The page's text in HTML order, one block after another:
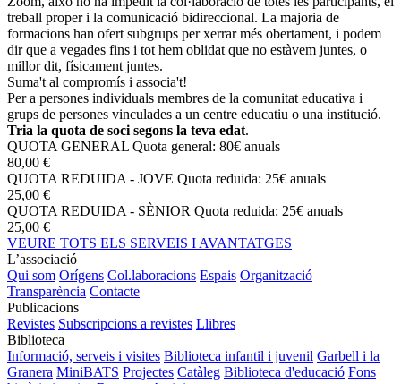
treball proper i la comunicació bidireccional. La majoria de
formacions han ofert subgrups per xerrar més obertament, i podem
dir que a vegades fins i tot hem oblidat que no estàvem juntes, o
millor dit, físicament juntes.
Suma't al compromís i associa't!
Per a persones individuals membres de la comunitat educativa i
grups de persones vinculades a un centre educatiu o una institució.
Tria la quota de soci segons la teva edat.
QUOTA GENERAL Quota general: 80€ anuals
80,00 €
QUOTA REDUIDA - JOVE Quota reduida: 25€ anuals
25,00 €
QUOTA REDUIDA - SÈNIOR Quota reduida: 25€ anuals
25,00 €
VEURE TOTS ELS SERVEIS I AVANTATGES
L’associació
Qui som Orígens Col.laboracions Espais Organització
Transparència Contacte
Publicacions
Revistes Subscripcions a revistes Llibres
Biblioteca
Informació, serveis i visites Biblioteca infantil i juvenil Garbell i la
Granera MiniBATS Projectes Catàleg Biblioteca d'educació Fons